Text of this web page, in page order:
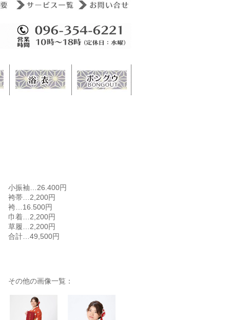
小振袖…26.400円
袴帯…2,200円
袴…16.500円
巾着…2,200円
草履…2,200円
合計…49,500円
その他の画像一覧：